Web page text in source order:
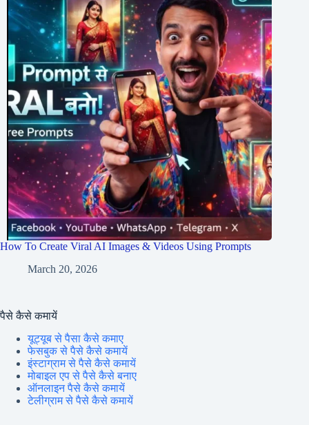
How To Create Viral AI Images & Videos Using Prompts
March 20, 2026
पैसे कैसे कमायें
यूट्यूब से पैसा कैसे कमाए
फेसबुक से पैसे कैसे कमायें
इंस्टाग्राम से पैसे कैसे कमायें
मोबाइल एप से पैसे कैसे बनाए
ऑनलाइन पैसे कैसे कमायें
टेलीग्राम से पैसे कैसे कमायें